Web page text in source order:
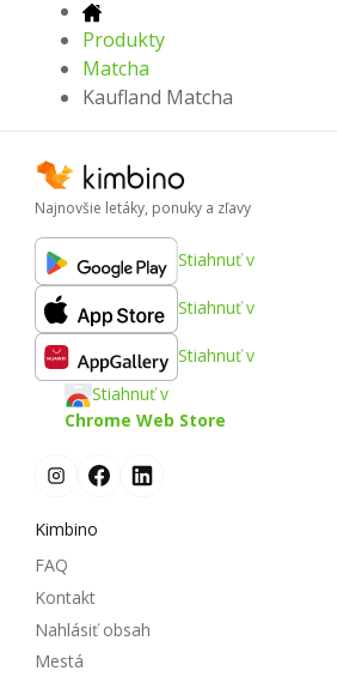
Produkty
Matcha
Kaufland Matcha
Najnovšie letáky, ponuky a zľavy
Stiahnuť v
Stiahnuť v
Stiahnuť v
Stiahnuť v
Chrome Web Store
Kimbino
FAQ
Kontakt
Nahlásiť obsah
Mestá